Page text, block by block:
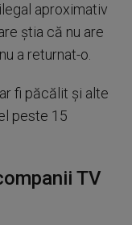
aproximativ
știa că nu are
a returnat-o.
fi păcălit și alte
peste 15
TV